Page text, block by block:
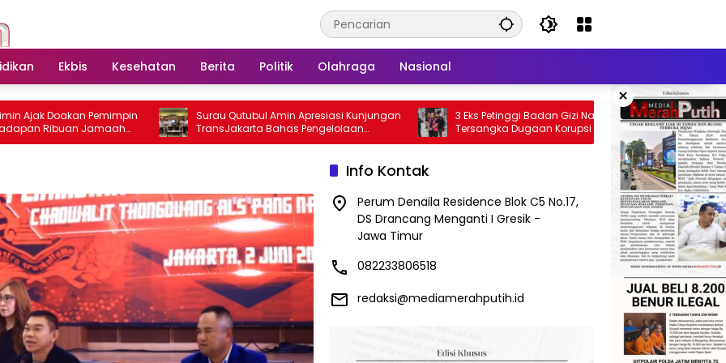
Ekbis Kesehatan Berita Politik Olahraga Nasional
×
Doakan Pemimpin
Ribuan Jamaah
Dr Kadirun Yahya
Surau Qutubul Amin Apresiasi Kunjungan
TransJakarta Bahas Pengelolaan
Lingkungan yang Bersih
3 Eks Petinggi Badan Gizi Nasional Jadi
Tersangka Dugaan Korupsi Program
MBG
Dadan
BGN Kini
Info Kontak
Perum Denaila Residence Blok C5 No.17,
DS Drancang Menganti I Gresik -
Jawa Timur
082233806518
redaksi@mediamerahputih.id